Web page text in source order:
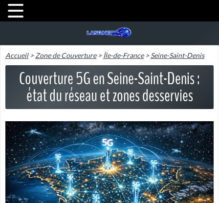
Accueil>Zone de Couverture>Île-de-France>Seine-Saint-Denis
Couverture 5G en Seine-Saint-Denis :
état du réseau et zones desservies